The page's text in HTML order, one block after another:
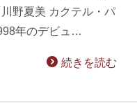
野夏美 カクテル・パ
年のデビュ…
続きを読む